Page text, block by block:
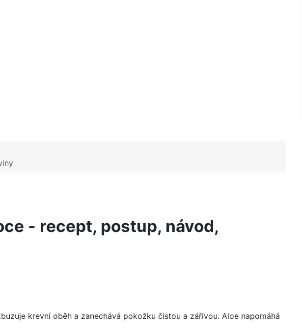
- recept, postup, návod,
krevní oběh a zanechává pokožku čistou a zářivou. Aloe napomáhá